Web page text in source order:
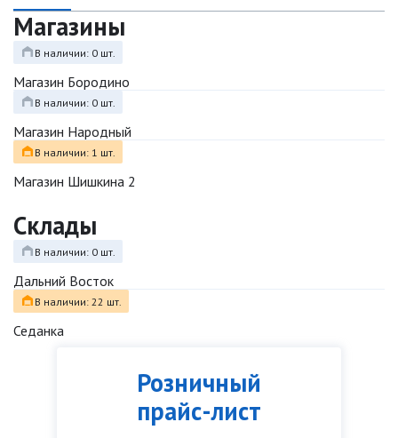
Розничный
прайс-лист
Магазины
В наличии: 0 шт.
Магазин Бородино
В наличии: 0 шт.
Магазин Народный
В наличии: 1 шт.
Магазин Шишкина 2
Склады
В наличии: 0 шт.
Дальний Восток
В наличии: 22 шт.
Седанка